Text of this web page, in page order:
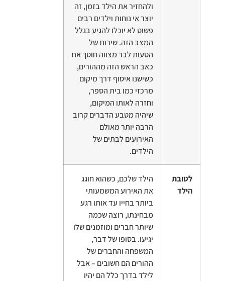
ולהחזיר את הילד בזמן, זה
יוצר אי נוחות וילדים רבים
פשוט לא יוכלו להגיע בגלל
המצב הזה. שירות של
הסעות לבר מצווה חוסך את
כאב הראש הזה מההורים,
כשישנו איסוף דרך מיקום
מרכזי כמו בית הספר,
וחזרה לאותו המיקום,
שיהיה מטבע הדברים קרוב
הרבה יותר מאולם
האירועים לבתים של
הילדים.
לטובת
הילד
הילד שלכם, כשהוא חוגג
את האירוע המשמעותי
ביותר בחייו עד אותו רגע
מבחינתו, רוצה שכמה
שיותר חברים ומוזמנים שלו
יגיעו. בסופו של דבר,
המשפחה והחברים של
ההורים הם חשובים – אבל
לילד בדרך כלל הם יהיו